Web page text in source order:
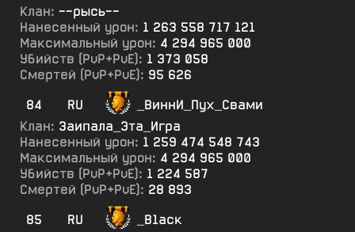
Клан: --рысь--
Нанесенный урон: 1 263 558 717 121
Максимальный урон: 4 294 965 000
Убийств (PvP+PvE): 1 373 058
Смертей (PvP+PvE): 95 626
84
RU
_ВиннИ_Пух_Свами
Клан: Заипала_Эта_Игра
Нанесенный урон: 1 259 474 548 743
Максимальный урон: 4 294 965 000
Убийств (PvP+PvE): 1 224 587
Смертей (PvP+PvE): 28 893
85
RU
_В1аск